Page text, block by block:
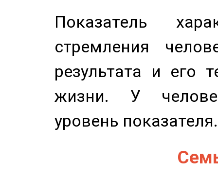
Показатель
стремления
результата и его
жизни. У
уровень показателя.